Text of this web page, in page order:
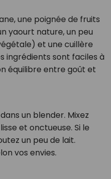
une poignée de fruits
yaourt nature, un peu
et une cuillère
ingrédients sont faciles à
équilibre entre goût et
un blender. Mixez
et onctueuse. Si le
un peu de lait.
vos envies.